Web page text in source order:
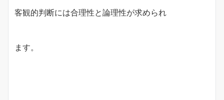
客観的判断には合理性と論理性が求められ
ます。